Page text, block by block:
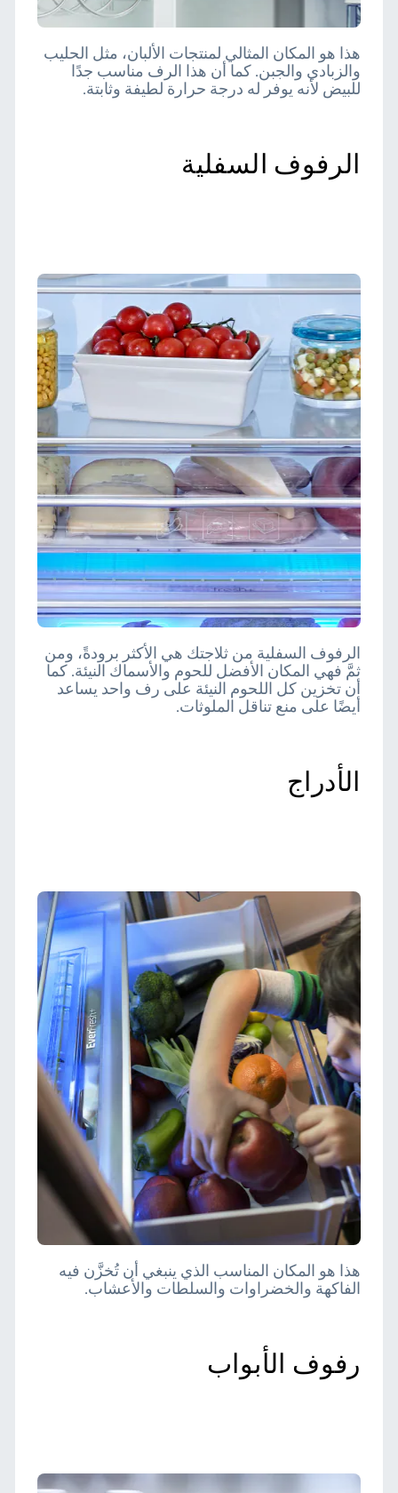
هذا هو المكان المثالي لمنتجات الألبان، مثل الحليب
والزبادي والجبن. كما أن هذا الرف مناسب جدًا
للبيض لأنه يوفر له درجة حرارة لطيفة وثابتة.
الرفوف السفلية
الرفوف السفلية من ثلاجتك هي الأكثر برودةً، ومن
ثمَّ فهي المكان الأفضل للحوم والأسماك النيئة. كما
أن تخزين كل اللحوم النيئة على رف واحد يساعد
أيضًا على منع تناقل الملوثات.
الأدراج
هذا هو المكان المناسب الذي ينبغي أن تُخزَّن فيه
الفاكهة والخضراوات والسلطات والأعشاب.
رفوف الأبواب